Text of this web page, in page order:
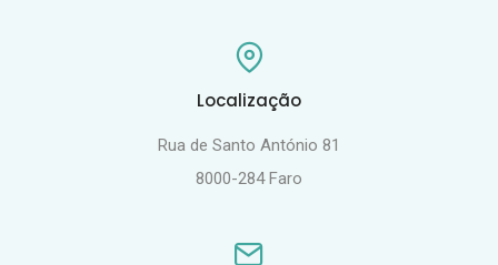
Localização
Rua de Santo António 81
8000-284 Faro